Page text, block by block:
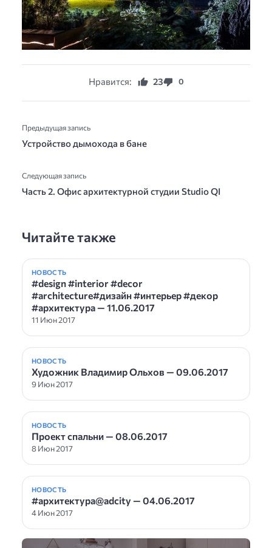
Нравится: 23 0
Предыдущая запись
Устройство дымохода в бане
Следующая запись
Часть 2. Офис архитектурной студии Studio QI
Читайте также
НОВОСТЬ
#design #interior #decor
#architecture#дизайн #интерьер #декор
#архитектура — 11.06.2017
11 Июн 2017
НОВОСТЬ
Художник Владимир Ольхов — 09.06.2017
9 Июн 2017
НОВОСТЬ
Проект спальни — 08.06.2017
8 Июн 2017
НОВОСТЬ
#архитектура@adcity — 04.06.2017
4 Июн 2017